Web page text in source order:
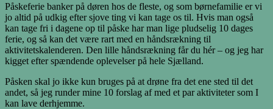
Påskeferie banker på døren hos de fleste, og som børnefamilie er vi
jo altid på udkig efter sjove ting vi kan tage os til. Hvis man også
kan tage fri i dagene op til påske har man lige pludselig 10 dages
ferie, og så kan det være rart med en håndsrækning til
aktivitetskalenderen. Den lille håndsrækning får du hér – og jeg har
kigget efter spændende oplevelser på hele Sjælland.
Påsken skal jo ikke kun bruges på at drøne fra det ene sted til det
andet, så jeg runder mine 10 forslag af med et par aktiviteter som I
kan lave derhjemme.